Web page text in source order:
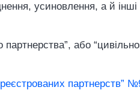
усиновлення, а й
або
партнерств”